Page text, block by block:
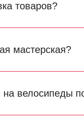
товаров?
мастерская?
на велосипеды